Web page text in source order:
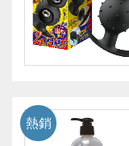
熱銷